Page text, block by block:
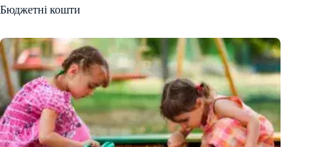
Бюджетні кошти